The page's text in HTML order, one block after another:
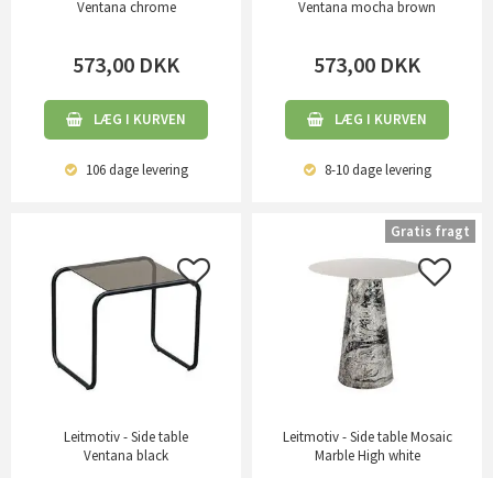
Ventana chrome
573,00 DKK
LÆG I KURVEN
106 dagelevering
Ventana mocha brown
573,00 DKK
LÆG I KURVEN
8-10 dagelevering
Leitmotiv - Side table
Ventana black
Leitmotiv - Side table Mosaic
Marble High white
Gratis fragt